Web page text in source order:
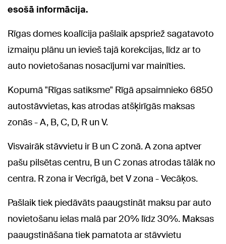
esošā informācija.
Rīgas domes koalīcija pašlaik apspriež sagatavoto
izmaiņu plānu un ievieš tajā korekcijas, līdz ar to
auto novietošanas nosacījumi var mainīties.
Kopumā "Rīgas satiksme" Rīgā apsaimnieko 6850
autostāvvietas, kas atrodas atšķirīgās maksas
zonās - A, B, C, D, R un V.
Visvairāk stāvvietu ir B un C zonā. A zona aptver
pašu pilsētas centru, B un C zonas atrodas tālāk no
centra. R zona ir Vecrīgā, bet V zona - Vecāķos.
Pašlaik tiek piedāvāts paaugstināt maksu par auto
novietošanu ielas malā par 20% līdz 30%. Maksas
paaugstināšana tiek pamatota ar stāvvietu